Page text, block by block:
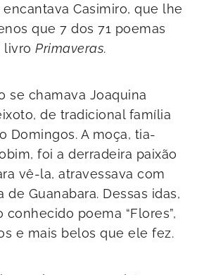
Casimiro, que lhe
que 7 dos 71 poemas
livro Primaveras.
se chamava Joaquina
de tradicional família
Domingos. A moça, tia-
foi a derradeira paixão
vê-la, atravessava com
de Guanabara. Dessas idas,
poema “Flores”,
e mais belos que ele fez.